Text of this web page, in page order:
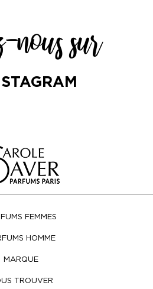
nous sur
FEMMES
HOMME
MARQUE
TROUVER